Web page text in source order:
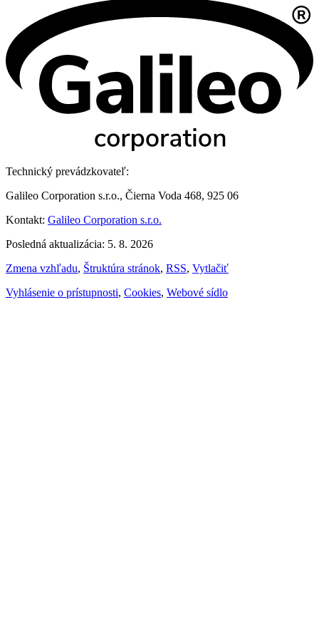
Technický prevádzkovateľ:
Galileo Corporation s.r.o., Čierna Voda 468, 925 06
Kontakt: Galileo Corporation s.r.o.
Posledná aktualizácia: 5. 8. 2026
Zmena vzhľadu, Štruktúra stránok, RSS, Vytlačiť
Vyhlásenie o prístupnosti, Cookies, Webové sídlo